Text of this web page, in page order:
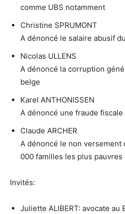
comme UBS notamment
Christine SPRUMONT
A dénoncé le salaire abusif
Nicolas ULLENS
A dénoncé la corruption
belge
Karel ANTHONISSEN
A dénoncé une fraude fiscale
Claude ARCHER
A dénoncé le non versement
000 familles les plus pauvres
Invités:
Juliette ALIBERT: avocate au